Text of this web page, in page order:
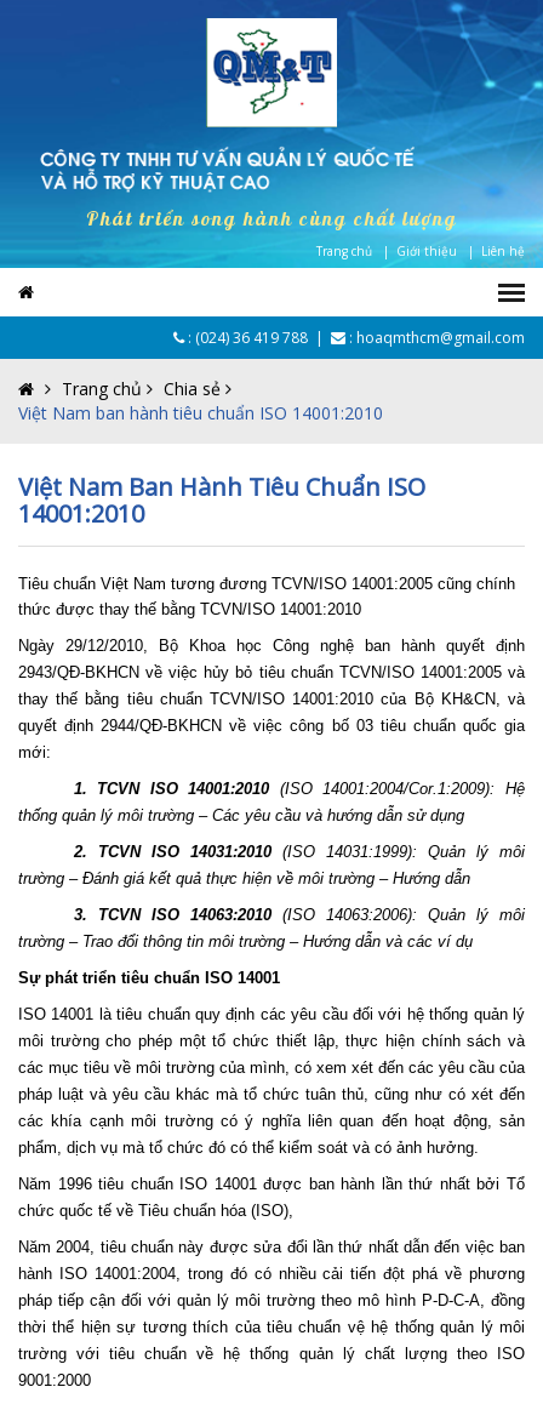
Phát triển song hành cùng chất lượng
Trang chủ | Giới thiệu | Liên hệ
: (024) 36 419 788 | : hoaqmthcm@gmail.com
Trang chủ
Chia sẻ
Việt Nam ban hành tiêu chuẩn ISO 14001:2010
Việt Nam Ban Hành Tiêu Chuẩn ISO
14001:2010
Tiêu chuẩn Việt Nam tương đương TCVN/ISO 14001:2005 cũng chính
thức được thay thế bằng TCVN/ISO 14001:2010
Ngày 29/12/2010, Bộ Khoa học Công nghệ ban hành quyết định
2943/QĐ-BKHCN về việc hủy bỏ tiêu chuẩn TCVN/ISO 14001:2005 và
thay thế bằng tiêu chuẩn TCVN/ISO 14001:2010 của Bộ KH&CN, và
quyết định 2944/QĐ-BKHCN về việc công bố 03 tiêu chuẩn quốc gia
mới:
1. TCVN ISO 14001:2010 (ISO 14001:2004/Cor.1:2009): Hệ
thống quản lý môi trường – Các yêu cầu và hướng dẫn sử dụng
2. TCVN ISO 14031:2010(ISO 14031:1999): Quản lý môi
trường – Đánh giá kết quả thực hiện về môi trường – Hướng dẫn
3. TCVN ISO 14063:2010(ISO 14063:2006): Quản lý môi
trường – Trao đổi thông tin môi trường – Hướng dẫn và các ví dụ
Sự phát triển tiêu chuẩn ISO 14001
ISO 14001 là tiêu chuẩn quy định các yêu cầu đối với hệ thống quản lý
môi trường cho phép một tổ chức thiết lập, thực hiện chính sách và
các mục tiêu về môi trường của mình, có xem xét đến các yêu cầu của
pháp luật và yêu cầu khác mà tổ chức tuân thủ, cũng như có xét đến
các khía cạnh môi trường có ý nghĩa liên quan đến hoạt động, sản
phẩm, dịch vụ mà tổ chức đó có thể kiểm soát và có ảnh hưởng.
Năm 1996 tiêu chuẩn ISO 14001 được ban hành lần thứ nhất bởi Tổ
chức quốc tế về Tiêu chuẩn hóa (ISO),
Năm 2004, tiêu chuẩn này được sửa đổi lần thứ nhất dẫn đến việc ban
hành ISO 14001:2004, trong đó có nhiều cải tiến đột phá về phương
pháp tiếp cận đối với quản lý môi trường theo mô hình P-D-C-A, đồng
thời thể hiện sự tương thích của tiêu chuẩn vệ hệ thống quản lý môi
trường với tiêu chuẩn về hệ thống quản lý chất lượng theo ISO
9001:2000